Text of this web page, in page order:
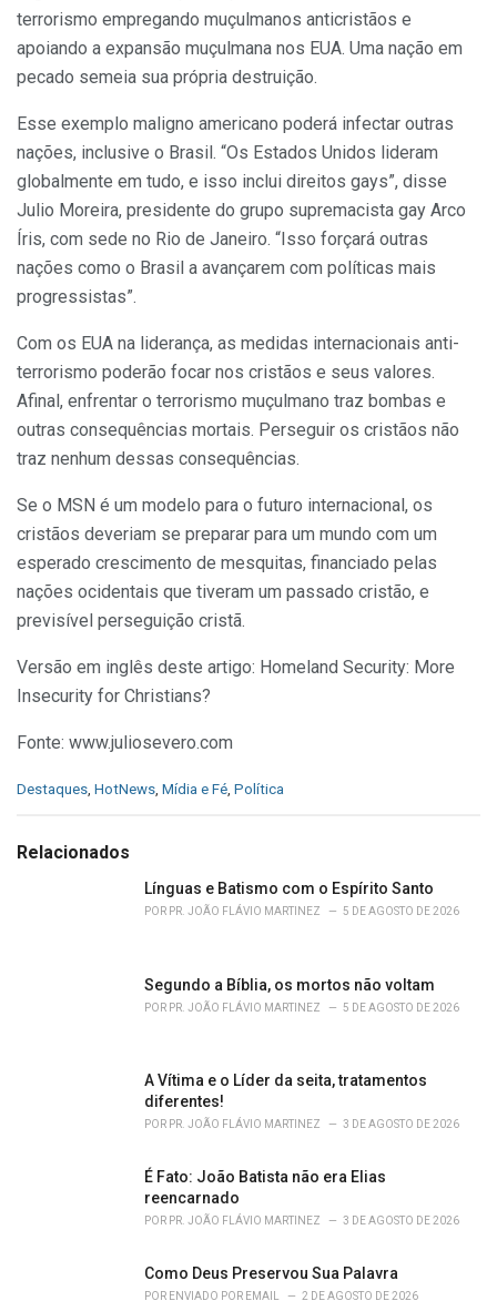
terrorismo empregando muçulmanos anticristãos e
apoiando a expansão muçulmana nos EUA. Uma nação em
pecado semeia sua própria destruição.
Esse exemplo maligno americano poderá infectar outras
nações, inclusive o Brasil. “Os Estados Unidos lideram
globalmente em tudo, e isso inclui direitos gays”, disse
Julio Moreira, presidente do grupo supremacista gay Arco
Íris, com sede no Rio de Janeiro. “Isso forçará outras
nações como o Brasil a avançarem com políticas mais
progressistas”.
Com os EUA na liderança, as medidas internacionais anti-
terrorismo poderão focar nos cristãos e seus valores.
Afinal, enfrentar o terrorismo muçulmano traz bombas e
outras consequências mortais. Perseguir os cristãos não
traz nenhum dessas consequências.
Se o MSN é um modelo para o futuro internacional, os
cristãos deveriam se preparar para um mundo com um
esperado crescimento de mesquitas, financiado pelas
nações ocidentais que tiveram um passado cristão, e
previsível perseguição cristã.
Versão em inglês deste artigo: Homeland Security: More
Insecurity for Christians?
Fonte: www.juliosevero.com
C
e
Destaques HotNews Mídia e Fé Política
Relacionados
Línguas e Batismo com o Espírito Santo
POR PR. JOÃO FLÁVIO MARTINEZ 5 DE AGOSTO DE 2026
Segundo a Bíblia, os mortos não voltam
POR PR. JOÃO FLÁVIO MARTINEZ 5 DE AGOSTO DE 2026
A Vítima e o Líder da seita, tratamentos
diferentes!
POR PR. JOÃO FLÁVIO MARTINEZ 3 DE AGOSTO DE 2026
É Fato: João Batista não era Elias
reencarnado
POR PR. JOÃO FLÁVIO MARTINEZ 3 DE AGOSTO DE 2026
Como Deus Preservou Sua Palavra
POR ENVIADO POR EMAIL 2 DE AGOSTO DE 2026